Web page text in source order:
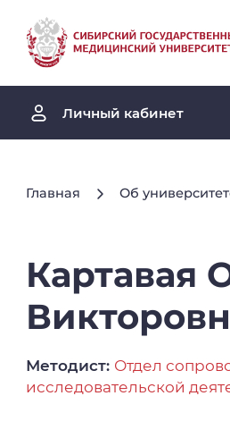
Личный кабинет
Главная Об
Картавая
Методист: Отдел
исследовательской